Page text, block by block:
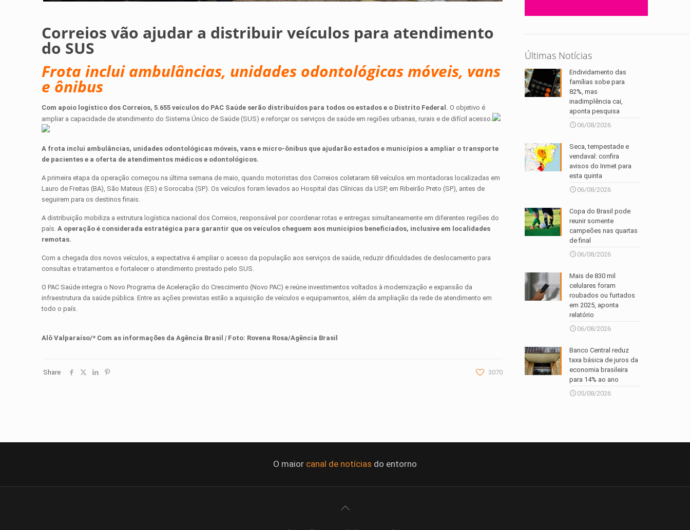
Correios vão ajudar a distribuir veículos para atendimento
do SUS
Frota inclui ambulâncias, unidades odontológicas móveis, vans
e ônibus
Com apoio logístico dos Correios, 5.655 veículos do PAC Saúde serão distribuídos para todos os estados e o Distrito Federal.O objetivo é
ampliar a capacidade de atendimento do Sistema Único de Saúde (SUS) e reforçar os serviços de saúde em regiões urbanas, rurais e de difícil acesso.
A frota inclui ambulâncias, unidades odontológicas móveis, vans e micro-ônibus que ajudarão estados e municípios a ampliar o transporte
de pacientes e a oferta de atendimentos médicos e odontológicos.
A primeira etapa da operação começou na última semana de maio, quando motoristas dos Correios coletaram 68 veículos em montadoras localizadas em
Lauro de Freitas (BA), São Mateus (ES) e Sorocaba (SP). Os veículos foram levados ao Hospital das Clínicas da USP, em Ribeirão Preto (SP), antes de
seguirem para os destinos finais.
A distribuição mobiliza a estrutura logística nacional dos Correios, responsável por coordenar rotas e entregas simultaneamente em diferentes regiões do
país.A operação é considerada estratégica para garantir que os veículos cheguem aos municípios beneficiados, inclusive em localidades
remotas.
Com a chegada dos novos veículos, a expectativa é ampliar o acesso da população aos serviços de saúde, reduzir dificuldades de deslocamento para
consultas e tratamentos e fortalecer o atendimento prestado pelo SUS.
O PAC Saúde integra o Novo Programa de Aceleração do Crescimento (Novo PAC) e reúne investimentos voltados à modernização e expansão da
infraestrutura da saúde pública. Entre as ações previstas estão a aquisição de veículos e equipamentos, além da ampliação da rede de atendimento em
todo o país.
Alô Valparaíso/* Com as informações d aAgência Brasil | Foto: Rovena Rosa/Agência Brasil
Share 3070
Últimas Notícias
Endividamento das
famílias sobe para
82%, mas
inadimplência cai,
aponta pesquisa
06/08/2026
Seca, tempestade e
vendaval: confira
avisos do Inmet para
esta quinta
06/08/2026
Copa do Brasil pode
reunir somente
campeões nas quartas
de final
06/08/2026
Mais de 830 mil
celulares foram
roubados ou furtados
em 2025, aponta
relatório
06/08/2026
Banco Central reduz
taxa básica de juros da
economia brasileira
para 14% ao ano
05/08/2026
O maior canal de notícias do entorno